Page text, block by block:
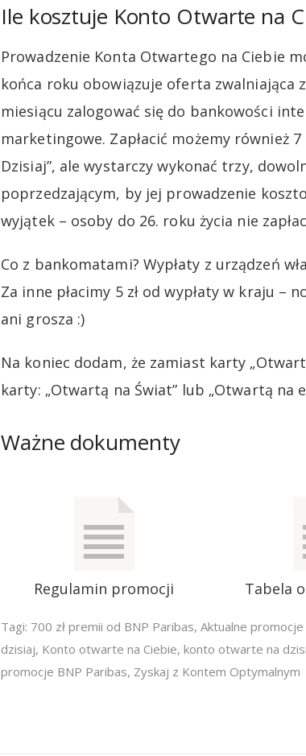
Ile kosztuje Konto Otwarte na
Prowadzenie Konta Otwartego na Ciebie
końca roku obowiązuje oferta zwalniająca
miesiącu zalogować się do bankowości
marketingowe. Zapłacić możemy również
Dzisiaj”, ale wystarczy wykonać trzy,
poprzedzającym, by jej prowadzenie
wyjątek – osoby do 26. roku życia nie
Co z bankomatami? Wypłaty z urządzeń
Za inne płacimy 5 zł od wypłaty w kraju –
ani grosza :)
Na koniec dodam, że zamiast karty
karty: „Otwartą na Świat” lub „Otwartą na
Ważne dokumenty
Regulamin promocji Tabela
Tagi: 700 zł premii od BNP Paribas, Aktualne
dzisiaj, Konto otwarte na Ciebie, konto otwarte na
promocje BNP Paribas, Zyskaj z Kontem Optymalnym